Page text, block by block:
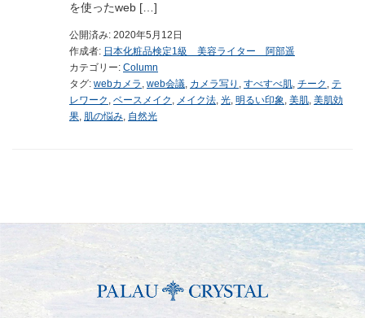
を使ったweb […]
公開済み: 2020年5月12日
作成者: 日本化粧品検定1級 美容ライター 阿部遥
カテゴリー: Column
タグ: webカメラ web会議 カメラ写り すべすべ肌 チーク テ
レワーク ベースメイク メイク法 光 明るい印象 美肌 美肌効
果 肌の悩み 自然光